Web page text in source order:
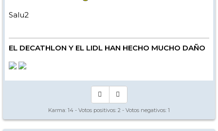
Salu2
EL DECATHLON Y EL LIDL HAN HECHO MUCHO DAÑO
Karma: 14 - Votos positivos: 2 - Votos negativos: 1